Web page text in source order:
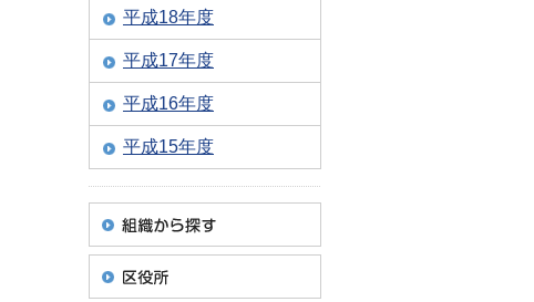
平成18年度
平成17年度
平成16年度
平成15年度